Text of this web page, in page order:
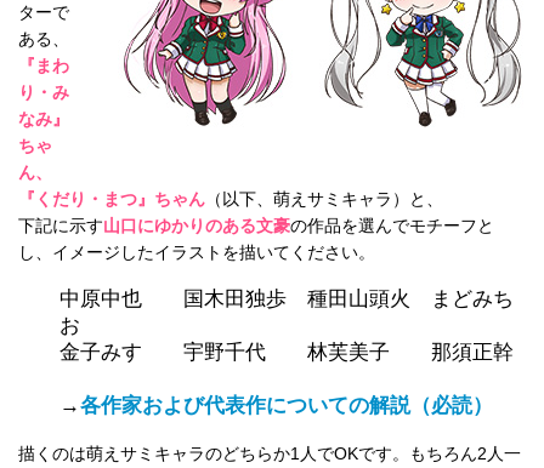
ターで
ある、
『まわ
り・み
なみ』
ちゃ
ん、
『くだり・まつ』ちゃん （以下、萌えサミキャラ）と、
下記に示す山口にゆかりのある文豪の作品を選んでモチーフと
し、イメージしたイラストを描いてください。
中原中也 国木田独歩 種田山頭火 まどみち
お
金子みすゞ 宇野千代 林芙美子 那須正幹
→各作家および代表作についての解説（必読）
描くのは萌えサミキャラのどちらか1人でOKです。もちろん2人一